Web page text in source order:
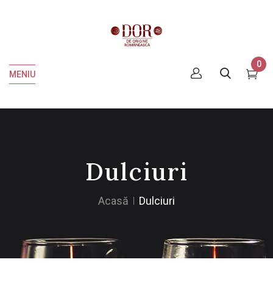
MENIU
0
Dulciuri
Acasă Dulciuri